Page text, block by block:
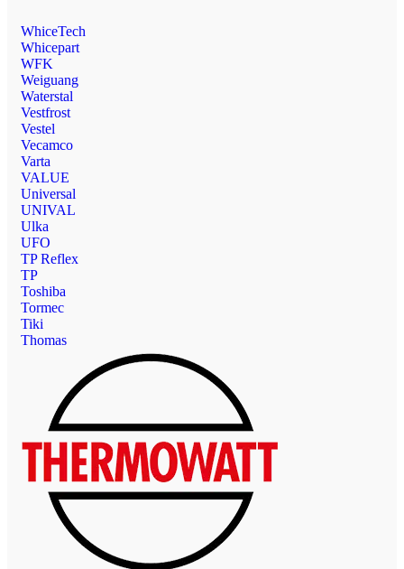
WhiceTech
Whicepart
WFK
Weiguang
Waterstal
Vestfrost
Vestel
Vecamco
Varta
VALUE
Universal
UNIVAL
Ulka
UFO
TP Reflex
TP
Toshiba
Tormec
Tiki
Thomas